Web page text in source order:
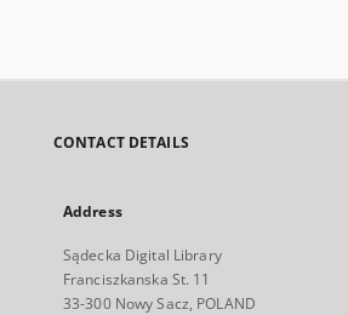
CONTACT DETAILS
Address
Sądecka Digital Library
Franciszkanska St. 11
33-300 Nowy Sacz, POLAND